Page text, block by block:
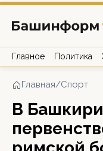
Главное Политика
Главная/Спорт
В